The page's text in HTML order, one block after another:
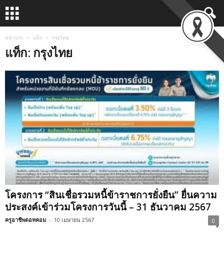
หน้าแรก แท็ก กรุงไทย
แท็ก: กรุงไทย
โครงการ “สินเชื่อรวมหนี้ข้าราชการยั่งยืน” ยื่นความ
ประสงค์เข้าร่วมโครงการวันนี้ – 31 ธันวาคม 2567
ครูอาชีพดอทคอม - 10 เมษายน 2567 0